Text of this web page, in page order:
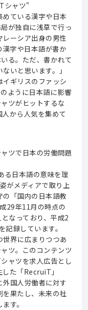
シャツ”
ている漢字や日本
が独自に浅草で行っ
ーシア出身の男性
漢字や日本語が書か
る。ただ、書かれて
いと思います。」
ギリスのファッシ
ように日本語に影響
ツがヒットするな
から人気を集めて
ツで日本の労働問題
る日本語の意味を理
がメディアで取り上
「国内の日本語教
29年11月の時点の
なっており、平成2
録しています。
界に広まりつつあ
ツ。このコンテンツ
ャツを求人広告とし
た「RecruiT」
国人労働者に対す
を果たし、未来の社
す。